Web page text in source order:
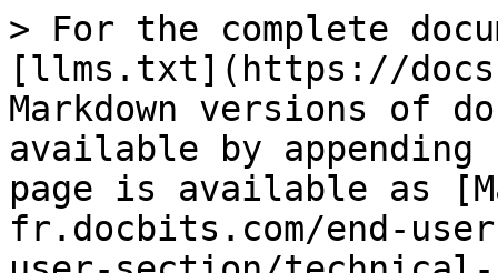
> For the complete
[llms.txt](https://
Markdown versions of
available by
page is available as
fr.docbits.com/end-